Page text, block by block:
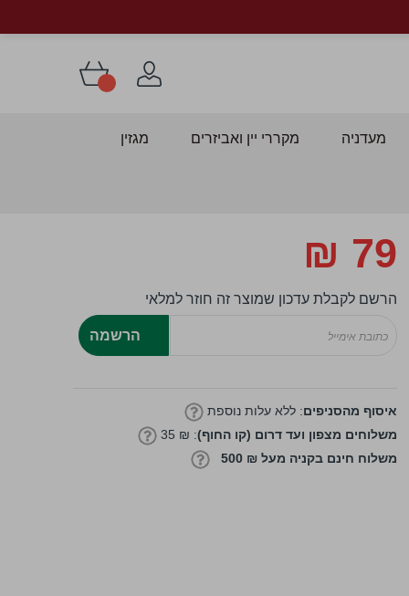
מעדניה מקררי יין ואביזרים מגזין
לדלג
להתחלה
של
תמונות
79 ₪
הרשם לקבלת עדכון שמוצר זה חוזר למלאי
הרשמה
איסוף מהסניפים: ללא עלות נוספת
משלוחים מצפון ועד דרום (קו החוף): ₪ 35
משלוח חינם בקניה מעל ₪ 500